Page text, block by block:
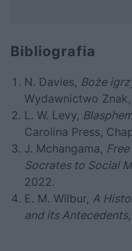
Bibliografia
N. Davies, Boże
Wydawnictwo
L. W. Levy,
Carolina Press,
J. Mchangama,
Socrates to Social
2022.
E. M. Wilbur, A
and its Antecedents